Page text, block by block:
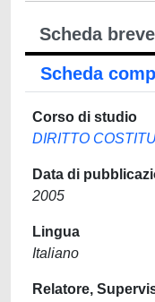
Scheda breve
Scheda
Corso di studio
DIRITTO
Data di
2005
Lingua
Italiano
Relatore,